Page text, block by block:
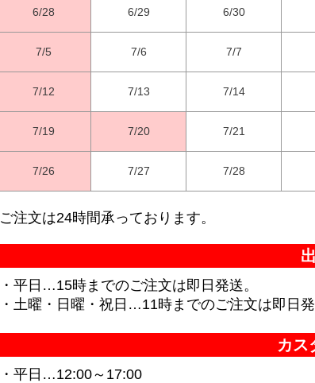
6/28 6/29 6/30
7/5 7/6 7/7
7/12 7/13 7/14
7/19 7/20 7/21
7/26 7/27 7/28
ご注文は24時間承っております。
・平日…15時までのご注文は即日発送。
・土曜・日曜・祝日…11時までのご注文は即日発
カス
・平日…12:00～17:00